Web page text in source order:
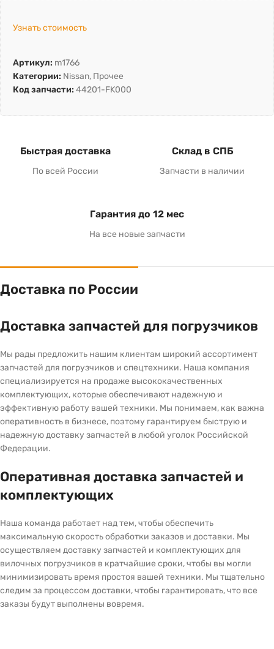
Узнать стоимость
Артикул: m1766
Категории: Nissan, Прочее
Код запчасти: 44201-FK000
Быстрая доставка
По всей России
Склад в СПБ
Запчасти в наличии
Гарантия до 12 мес
На все новые запчасти
Доставка по России
Доставка запчастей для погрузчиков
Мы рады предложить нашим клиентам широкий ассортимент
запчастей для погрузчиков и спецтехники. Наша компания
специализируется на продаже высококачественных
комплектующих, которые обеспечивают надежную и
эффективную работу вашей техники. Мы понимаем, как важна
оперативность в бизнесе, поэтому гарантируем быструю и
надежную доставку запчастей в любой уголок Российской
Федерации.
Оперативная доставка запчастей и
комплектующих
Наша команда работает над тем, чтобы обеспечить
максимальную скорость обработки заказов и доставки. Мы
осуществляем доставку запчастей и комплектующих для
вилочных погрузчиков в кратчайшие сроки, чтобы вы могли
минимизировать время простоя вашей техники. Мы тщательно
следим за процессом доставки, чтобы гарантировать, что все
заказы будут выполнены вовремя.